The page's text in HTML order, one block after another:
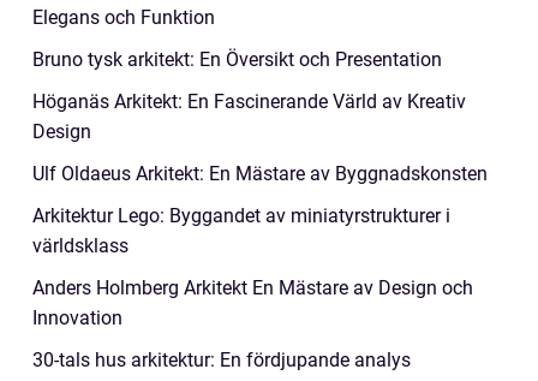
Elegans och Funktion
Bruno tysk arkitekt: En Översikt och Presentation
Höganäs Arkitekt: En Fascinerande Värld av Kreativ
Design
Ulf Oldaeus Arkitekt: En Mästare av Byggnadskonsten
Arkitektur Lego: Byggandet av miniatyrstrukturer i
världsklass
Anders Holmberg Arkitekt En Mästare av Design och
Innovation
30-tals hus arkitektur: En fördjupande analys